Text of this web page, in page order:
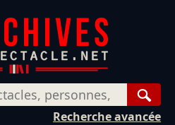
Recherche avancée